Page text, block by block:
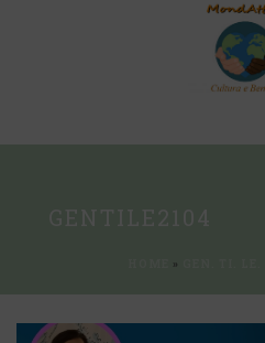
»